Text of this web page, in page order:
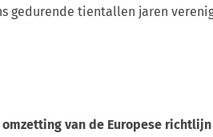
gedurende tientallen jaren
van de Europese